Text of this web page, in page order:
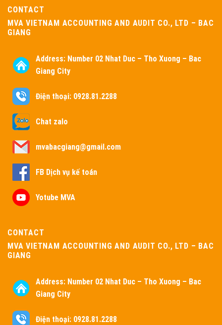
CONTACT
MVA VIETNAM ACCOUNTING AND AUDIT CO., LTD – BAC
GIANG
Address: Number 02 Nhat Duc – Tho Xuong – Bac
Giang City
Điện thoại: 0928.81.2288
Chat zalo
mvabacgiang@gmail.com
FB Dịch vụ kế toán
Yotube MVA
CONTACT
MVA VIETNAM ACCOUNTING AND AUDIT CO., LTD – BAC
GIANG
Address: Number 02 Nhat Duc – Tho Xuong – Bac
Giang City
Điện thoại: 0928.81.2288